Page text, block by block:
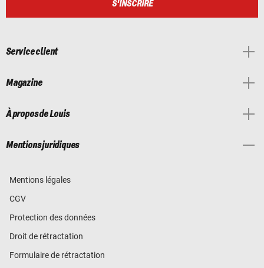
S'INSCRIRE
Service client
Magazine
À propos de Louis
Mentions juridiques
Mentions légales
CGV
Protection des données
Droit de rétractation
Formulaire de rétractation